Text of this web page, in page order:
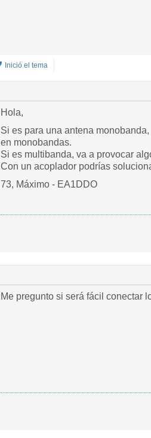
Inició el tema
Hola,
Si es para una antena
en monobandas.
Si es multibanda, va a provocar
Con un acoplador podrías
73, Máximo - EA1DDO
Me pregunto si será fácil conectar